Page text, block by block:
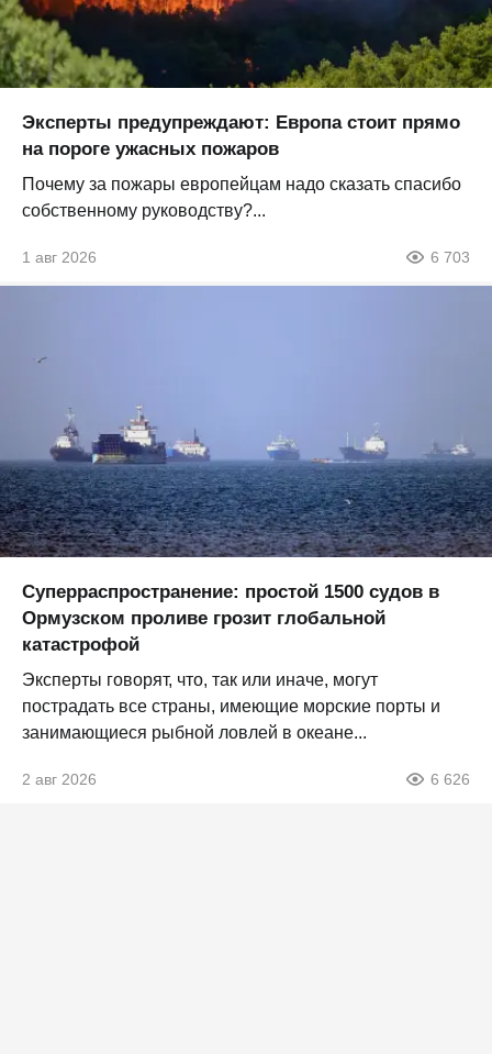
Эксперты предупреждают: Европа стоит прямо
на пороге ужасных пожаров
Почему за пожары европейцам надо сказать спасибо
собственному руководству?...
1 авг 2026 6 703
Суперраспространение: простой 1500 судов в
Ормузском проливе грозит глобальной
катастрофой
Эксперты говорят, что, так или иначе, могут
пострадать все страны, имеющие морские порты и
занимающиеся рыбной ловлей в океане...
2 авг 2026 6 626